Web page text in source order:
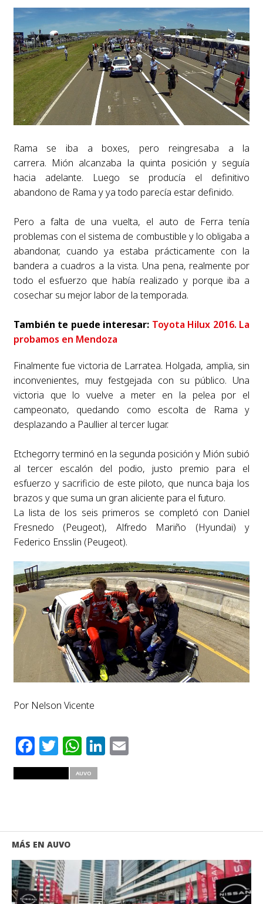
Rama se iba a boxes, pero reingresaba a la
carrera. Mión alcanzaba la quinta posición y seguía
hacia adelante. Luego se producía el definitivo
abandono de Rama y ya todo parecía estar definido.
Pero a falta de una vuelta, el auto de Ferra tenía
problemas con el sistema de combustible y lo obligaba a
abandonar, cuando ya estaba prácticamente con la
bandera a cuadros a la vista. Una pena, realmente por
todo el esfuerzo que había realizado y porque iba a
cosechar su mejor labor de la temporada.
También te puede interesar: Toyota Hilux 2016. La
probamos en Mendoza
Finalmente fue victoria de Larratea. Holgada, amplia, sin
inconvenientes, muy festgejada con su público. Una
victoria que lo vuelve a meter en la pelea por el
campeonato, quedando como escolta de Rama y
desplazando a Paullier al tercer lugar.
Etchegorry terminó en la segunda posición y Mión subió
al tercer escalón del podio, justo premio para el
esfuerzo y sacrificio de este piloto, que nunca baja los
brazos y que suma un gran aliciente para el futuro.
La lista de los seis primeros se completó con Daniel
Fresnedo (Peugeot), Alfredo Mariño (Hyundai) y
Federico Ensslin (Peugeot).
Por Nelson Vicente
Facebook
Twitter
WhatsApp
LinkedIn
Email
AUVO
MÁS EN AUVO